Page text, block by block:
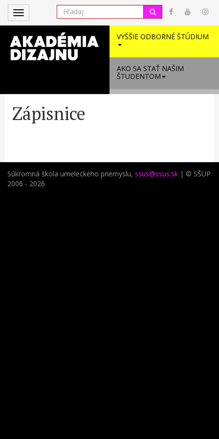
Toggle
navigation
VYŠŠIE ODBORNÉ ŠTÚDIUM
AKO SA STAŤ NAŠIM
ŠTUDENTOM
Zápisnice
Súkromná škola umeleckého priemyslu, ssus@ssus.sk | © SŠUP
2006 - 2026